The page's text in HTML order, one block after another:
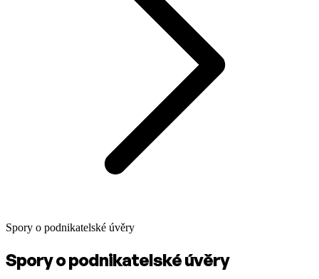
Spory o podnikatelské úvěry
Spory o podnikatelské úvěry